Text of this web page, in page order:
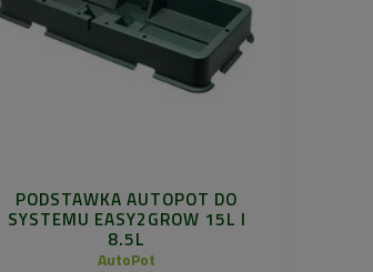
PODSTAWKA AUTOPOT DO
SYSTEMU EASY2GROW 15L I
8.5L
AutoPot